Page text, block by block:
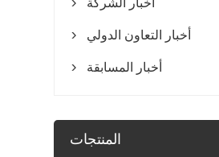

 أخبار التعاون الدولي
 أخبار المسابقة
المنتجات